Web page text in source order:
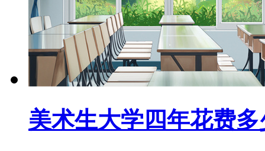
美术生大学四年花费多